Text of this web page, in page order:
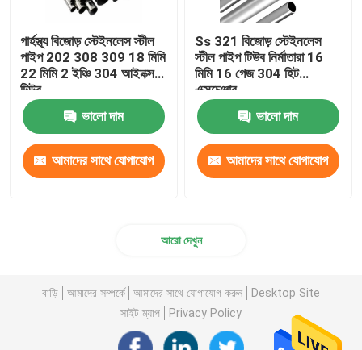
গার্হস্থ্য বিজোড় স্টেইনলেস স্টীল
পাইপ 202 308 309 18 মিমি
22 মিমি 2 ইঞ্চি 304 আইনক্স
টিউব
ভালো দাম
আমাদের সাথে যোগাযোগ
Ss 321 বিজোড় স্টেইনলেস
স্টীল পাইপ টিউব নির্মাতারা 16
মিমি 16 গেজ 304 হিট
এক্সচেঞ্জার
ভালো দাম
আমাদের সাথে যোগাযোগ
আরো দেখুন
বাড়ি আমাদের সম্পর্কে আমাদের সাথে যোগাযোগ করুন
Desktop Site
সাইট ম্যাপ
Privacy Policy